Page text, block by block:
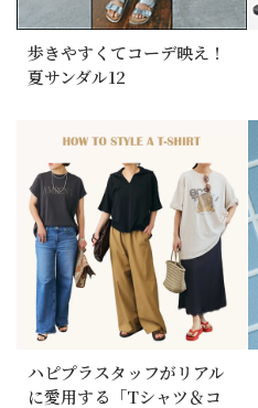
歩きやすくてコーデ映え！
夏サンダル12
ハピプラスタッフがリアル
に愛用する「Tシャツ＆コ